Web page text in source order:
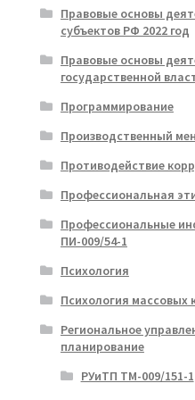
Правовые основы
субъектов РФ 2022 год
Правовые основы
государственной
Программирование
Производственный
Противодействие
Профессиональная
Профессиональные
ПИ-009/54-1
Психология
Психология массовых
Региональное
планирование
РУиТП ТМ-009/151-1